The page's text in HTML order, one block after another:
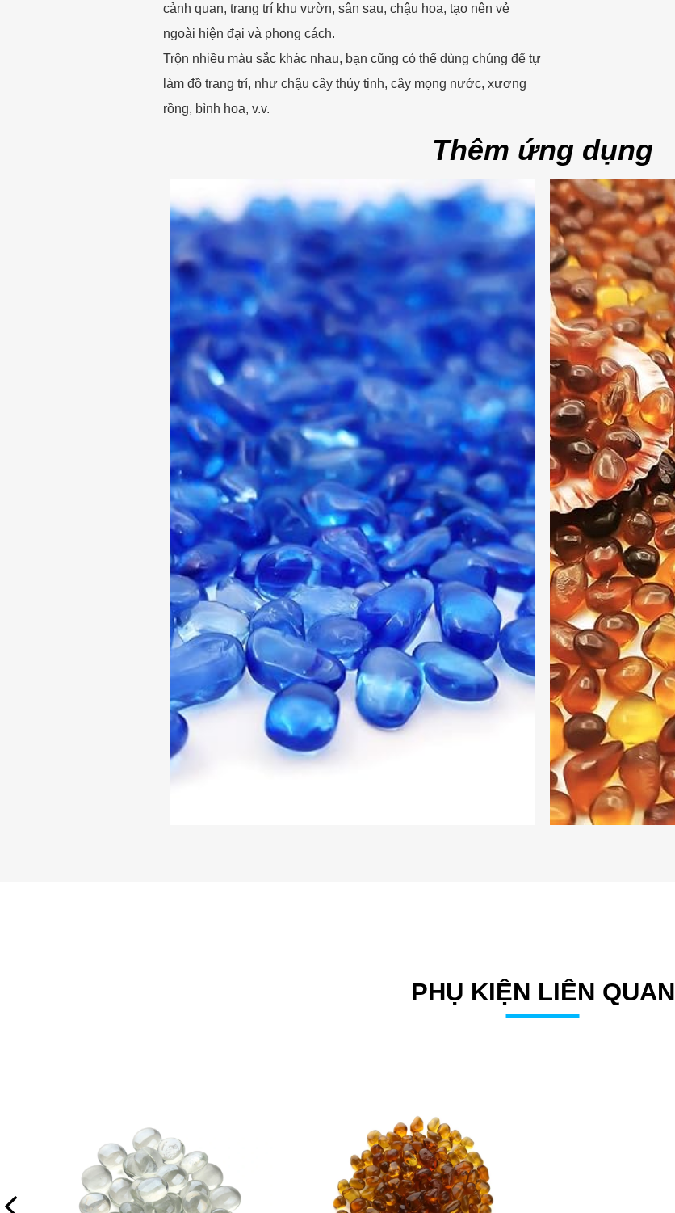
cảnh quan, trang trí khu vườn, sân sau, chậu hoa, tạo nên vẻ
ngoài hiện đại và phong cách.
Trộn nhiều màu sắc khác nhau, bạn cũng có thể dùng chúng để tự
làm đồ trang trí, như chậu cây thủy tinh, cây mọng nước, xương
rồng, bình hoa, v.v.
Thêm ứng dụng
PHỤ KIỆN LIÊN QUAN